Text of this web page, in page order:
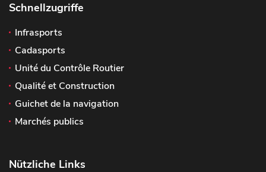
Schnellzugriffe
Infrasports
Cadasports
Unité du Contrôle Routier
Qualité et Construction
Guichet de la navigation
Marchés publics
Nützliche Links